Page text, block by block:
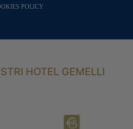
POLICY
HOTEL GEMELLI